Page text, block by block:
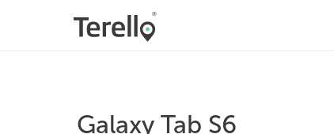
Galaxy Tab S6